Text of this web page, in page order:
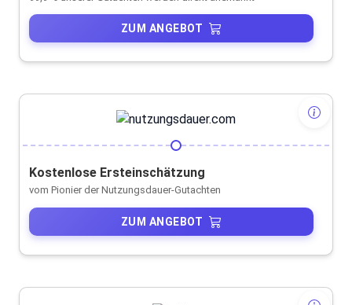
ZUM ANGEBOT
Kostenlose Ersteinschätzung
vom Pionier der Nutzungsdauer-Gutachten
ZUM ANGEBOT